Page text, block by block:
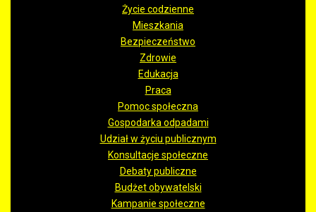
Życie codzienne
Mieszkania
Bezpieczeństwo
Zdrowie
Edukacja
Praca
Pomoc społeczna
Gospodarka odpadami
Udział w życiu publicznym
Konsultacje społeczne
Debaty publiczne
Budżet obywatelski
Kampanie społeczne